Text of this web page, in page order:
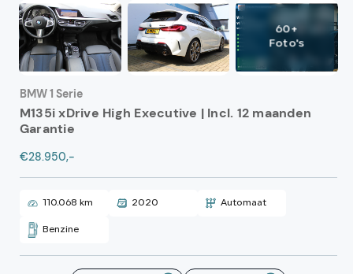
BMW 1 Serie
M135i xDrive High Executive | Incl. 12 maanden
Garantie
€28.950,-
110.068 km 2020 Automaat
Benzine
60+
Foto's